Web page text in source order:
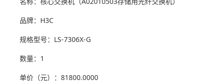
品牌：H3C
规格型号：LS-7306X-G
数量：1
单价（元）：81800.0000